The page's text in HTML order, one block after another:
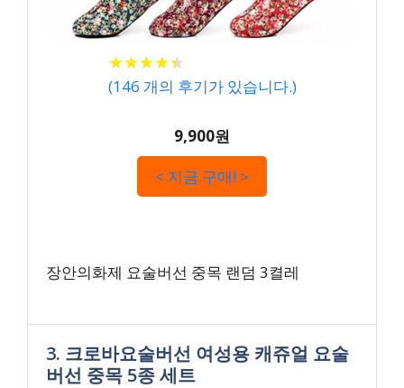
★★★★★
★★★★★
(146 개의 후기가 있습니다.)
9,900원
< 지금 구매! >
장안의화제 요술버선 중목 랜덤 3켤레
3. 크로바요술버선 여성용 캐쥬얼 요술
버선 중목 5종 세트